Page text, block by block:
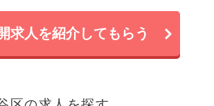
求人を紹介してもらう